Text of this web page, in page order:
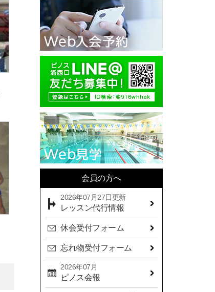
2025年10月(11)
2025年09月(10)
2025年08月(7)
2025年07月(10)
2025年06月(13)
2025年05月(17)
2025年04月(19)
2025年03月(10)
2025年02月(9)
2025年01月(14)
2024年12月(14)
2024年11月(19)
2024年09月(15)
2024年08月(21)
2024年07月(20)
2024年06月(29)
会員の方へ
2026年07月27日更新
レッスン代行情報
休会受付フォーム
忘れ物受付フォーム
2026年07月
ピノス会報